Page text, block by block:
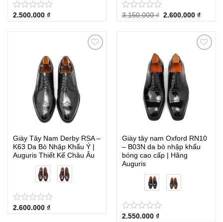
★
★
★
★
★
2.500.000 ₫ ★
★
★
★
★
3.150.000₫ Giá
3.150.000 ₫.
2.600.000 ₫Giá
là:
Giày Tây Nam Derby RSA –
K63 Da Bò Nhập Khẩu Ý |
Auguris Thiết Kế Châu Âu
★
★
★
★
★
2.600.000 ₫
Giày tây nam Oxford RN10
– B03N da bò nhập khẩu
bóng cao cấp | Hãng
Auguris
★
★
★
★
★
2.550.000 ₫